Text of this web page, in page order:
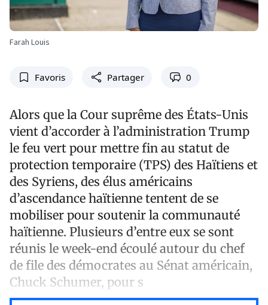
Farah Louis
Favoris Partager 0
Alors que la Cour suprême des États-Unis
vient d’accorder à l’administration Trump
le feu vert pour mettre fin au statut de
protection temporaire (TPS) des Haïtiens et
des Syriens, des élus américains
d’ascendance haïtienne tentent de se
mobiliser pour soutenir la communauté
haïtienne. Plusieurs d’entre eux se sont
réunis le week-end écoulé autour du chef
de file des démocrates au Sénat américain,
Chuck Schumer, pour s